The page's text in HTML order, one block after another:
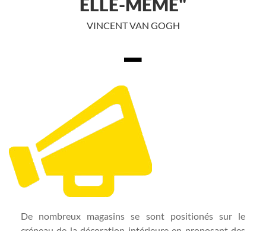
VINCENT VAN GOGH
De nombreux magasins se sont positionés sur le